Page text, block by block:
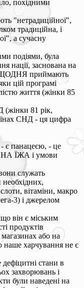
похідними
"нетрадиційної",
традиційна, і
а сучасну
подіями, була
нації, заснована на
ЩОДНЯ приймають
цій програмі
життя (жінки 85
81 рік,
СНД - ця цифра
є панацеєю, - це
ЇЖА і умови
служать
вітаміни, макро
3) і джерелом
він є міським
продуктів
або на
наше харчування не є
стани в
захворювань і
були наведені на